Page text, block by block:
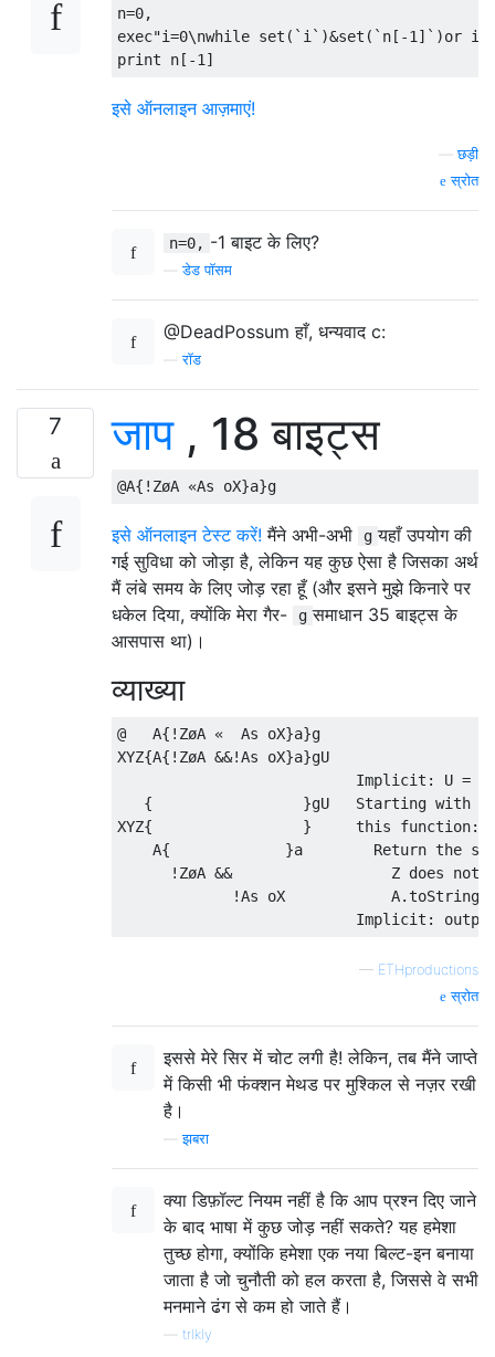
n=0,
exec"i=0\nwhile set(`i`)&set(`n[-1]`)or i
print n [-1 ]
इसे ऑनलाइन आज़माएं!
—छड़ी
स्रोत
n=0, -1 बाइट के लिए?
—डेड पॉसम
@DeadPossum हाँ, धन्यवाद c:
—रॉड
7 जाप, 18 बाइट्स
इसे ऑनलाइन टेस्ट करें!मैंने अभी-अभी g यहाँ उपयोग की
गई सुविधा को जोड़ा है, लेकिन यह कुछ ऐसा है जिसका अर्थ
मैं लंबे समय के लिए जोड़ रहा हूँ (और इसने मुझे किनारे पर
धकेल दिया, क्योंकि मेरा गैर-
g समाधान 35 बाइट्स के
आसपास था)।
व्याख्या
@   A{!ZøA «  As oX}a}g
XYZ{A{!ZøA &&!As oX}a}gU
Implicit: U =
{                 }gU   Starting with
XYZ{                 }     this function: (X
A{             }a        Return the
!ZøA &&                  Z does not
!As oX
— ETHproductions
स्रोत
इससे मेरे सिर में चोट लगी है! लेकिन, तब मैंने जाप्ते
में किसी भी फंक्शन मेथड पर मुश्किल से नज़र रखी
है।
—झबरा
क्या डिफ़ॉल्ट नियम नहीं है कि आप प्रश्न दिए जाने
के बाद भाषा में कुछ जोड़ नहीं सकते? यह हमेशा
तुच्छ होगा, क्योंकि हमेशा एक नया बिल्ट-इन बनाया
जाता है जो चुनौती को हल करता है, जिससे वे सभी
मनमाने ढंग से कम हो जाते हैं।
trlkly